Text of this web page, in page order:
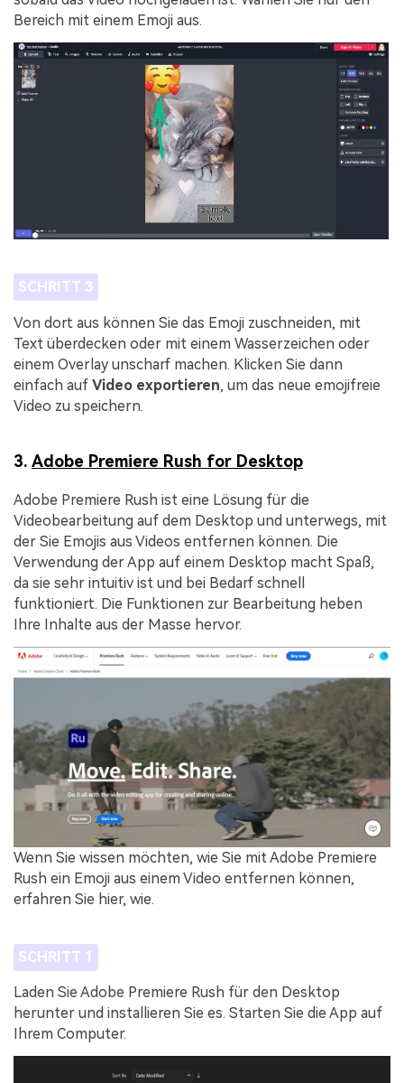
Bereich mit einem Emoji aus.
SCHRITT 3
Von dort aus können Sie das Emoji zuschneiden, mit
Text überdecken oder mit einem Wasserzeichen oder
einem Overlay unscharf machen. Klicken Sie dann
einfach auf Video exportieren, um das neue emojifreie
Video zu speichern.
3. Adobe Premiere Rush for Desktop
Adobe Premiere Rush ist eine Lösung für die
Videobearbeitung auf dem Desktop und unterwegs, mit
der Sie Emojis aus Videos entfernen können. Die
Verwendung der App auf einem Desktop macht Spaß,
da sie sehr intuitiv ist und bei Bedarf schnell
funktioniert. Die Funktionen zur Bearbeitung heben
Ihre Inhalte aus der Masse hervor.
Wenn Sie wissen möchten, wie Sie mit Adobe Premiere
Rush ein Emoji aus einem Video entfernen können,
erfahren Sie hier, wie.
SCHRITT 1
Laden Sie Adobe Premiere Rush für den Desktop
herunter und installieren Sie es. Starten Sie die App auf
Ihrem Computer.